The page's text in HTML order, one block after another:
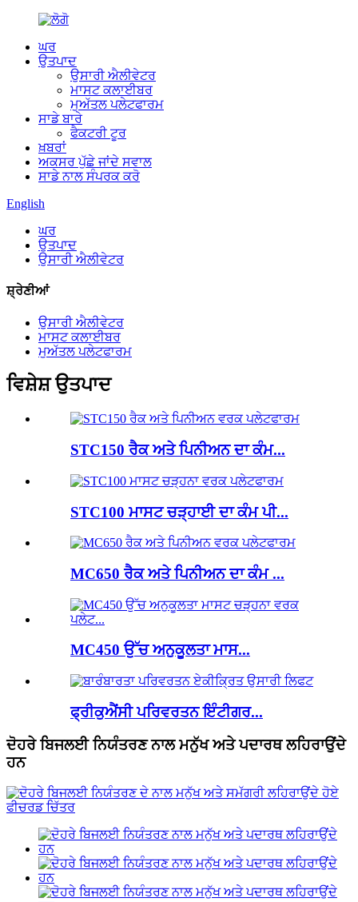
ਘਰ
ਉਤਪਾਦ
ਉਸਾਰੀ ਐਲੀਵੇਟਰ
ਮਾਸਟ ਕਲਾਈਬਰ
ਮੁਅੱਤਲ ਪਲੇਟਫਾਰਮ
ਸਾਡੇ ਬਾਰੇ
ਫੈਕਟਰੀ ਟੂਰ
ਖ਼ਬਰਾਂ
ਅਕਸਰ ਪੁੱਛੇ ਜਾਂਦੇ ਸਵਾਲ
ਸਾਡੇ ਨਾਲ ਸੰਪਰਕ ਕਰੋ
English
ਘਰ
ਉਤਪਾਦ
ਉਸਾਰੀ ਐਲੀਵੇਟਰ
ਸ਼੍ਰੇਣੀਆਂ
ਉਸਾਰੀ ਐਲੀਵੇਟਰ
ਮਾਸਟ ਕਲਾਈਬਰ
ਮੁਅੱਤਲ ਪਲੇਟਫਾਰਮ
ਵਿਸ਼ੇਸ਼ ਉਤਪਾਦ
STC150 ਰੈਕ ਅਤੇ ਪਿਨੀਅਨ ਦਾ ਕੰਮ...
STC100 ਮਾਸਟ ਚੜ੍ਹਾਈ ਦਾ ਕੰਮ ਪੀ...
MC650 ਰੈਕ ਅਤੇ ਪਿਨੀਅਨ ਦਾ ਕੰਮ ...
MC450 ਉੱਚ ਅਨੁਕੂਲਤਾ ਮਾਸ...
ਫ੍ਰੀਕੁਐਂਸੀ ਪਰਿਵਰਤਨ ਇੰਟੀਗਰ...
ਦੋਹਰੇ ਬਿਜਲਈ ਨਿਯੰਤਰਣ ਨਾਲ ਮਨੁੱਖ ਅਤੇ ਪਦਾਰਥ ਲਹਿਰਾਉਂਦੇ
ਹਨ